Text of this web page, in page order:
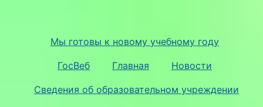
Мы готовы к новому учебному году
ГосВеб Главная Новости
Сведения об образовательном учреждении